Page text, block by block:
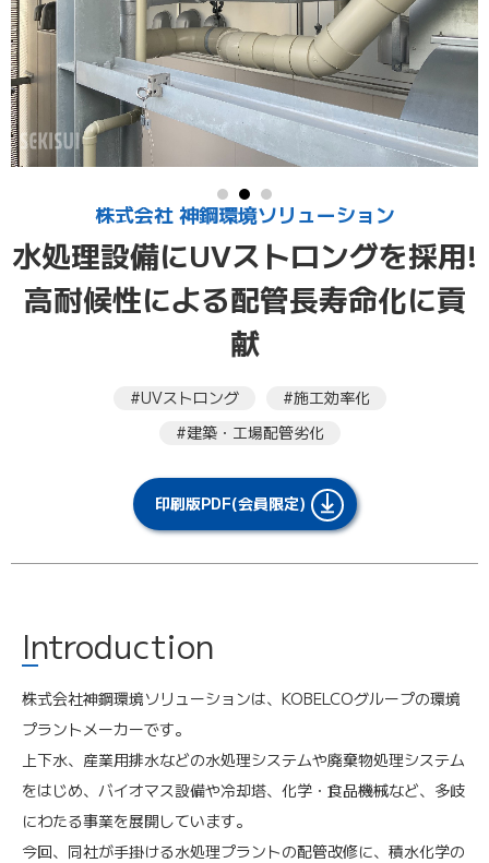
株式会社 神鋼環境ソリューション
水処理設備にUVストロングを採用!
高耐候性による配管長寿命化に貢
献
#UVストロング
#施工効率化
#建築・工場配管劣化
印刷版PDF(会員限定)
Introduction
株式会社神鋼環境ソリューションは、KOBELCOグループの環境
プラントメーカーです。
上下水、産業用排水などの水処理システムや廃棄物処理システム
をはじめ、バイオマス設備や冷却塔、化学・食品機械など、多岐
にわたる事業を展開しています。
今回、同社が手掛ける水処理プラントの配管改修に、積水化学の